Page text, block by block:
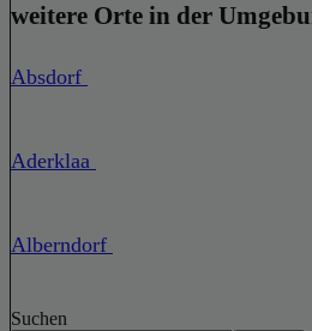
weitere Orte in der
Absdorf
Aderklaa
Alberndorf
Suchen